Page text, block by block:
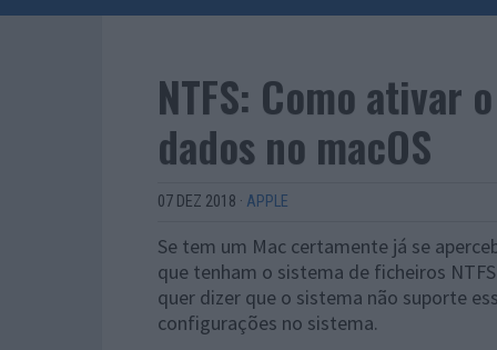
NTFS: Como ativar
dados no macOS
07 DEZ 2018 · APPLE
Se tem um Mac certamente já se
que tenham o sistema de ficheiros
quer dizer que o sistema não suporte
configurações no sistema.